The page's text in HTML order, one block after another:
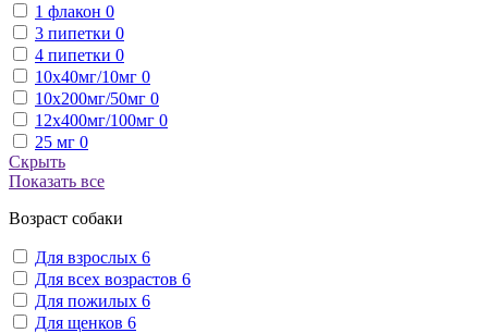
1 флакон 0
3 пипетки 0
4 пипетки 0
10х40мг/10мг 0
10х200мг/50мг 0
12х400мг/100мг 0
25 мг 0
Скрыть
Показать все
Возраст собаки
Для взрослых 6
Для всех возрастов 6
Для пожилых 6
Для щенков 6